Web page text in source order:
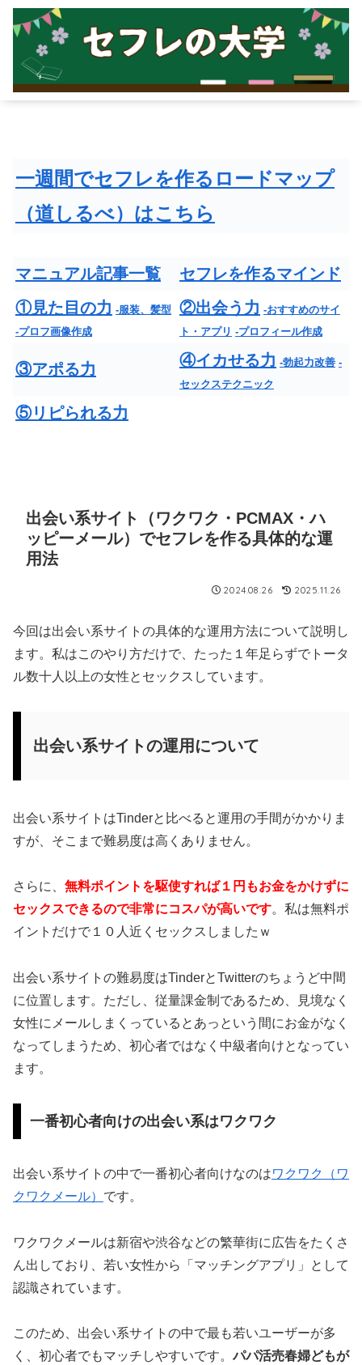
一週間でセフレを作るロードマップ
（道しるべ）はこちら
マニュアル記事一覧
セフレを作るマインド
①見た目の力 -服装、髪型
-プロフ画像作成
②出会う力 -おすすめのサイ
ト・アプリ -プロフィール作成
③アポる力 ④イカせる力 -勃起力改善 -
セックステクニック
⑤リピられる力
出会い系サイト（ワクワク・PCMAX・ハ
ッピーメール）でセフレを作る具体的な運
用法
2024.08.26 2025.11.26
今回は出会い系サイトの具体的な運用方法について説明し
ます。私はこのやり方だけで、たった１年足らずでトータ
ル数十人以上の女性とセックスしています。
出会い系サイトの運用について
出会い系サイトはTinderと比べると運用の手間がかかりま
すが、そこまで難易度は高くありません。
さらに、 無料ポイントを駆使すれば１円もお金をかけずに
セックスできるので非常にコスパが高いです。私は無料ポ
イントだけで１０人近くセックスしましたｗ
出会い系サイトの難易度はTinderとTwitterのちょうど中間
に位置します。ただし、従量課金制であるため、見境なく
女性にメールしまくっているとあっという間にお金がなく
なってしまうため、初心者ではなく中級者向けとなってい
ます。
一番初心者向けの出会い系はワクワク
出会い系サイトの中で一番初心者向けなのはワクワク（ワ
クワクメール） です。
ワクワクメールは新宿や渋谷などの繁華街に広告をたくさ
ん出しており、若い女性から「マッチングアプリ」として
認識されています。
このため、出会い系サイトの中で最も若いユーザーが多
く、初心者でもマッチしやすいです。パパ活売春婦どもが